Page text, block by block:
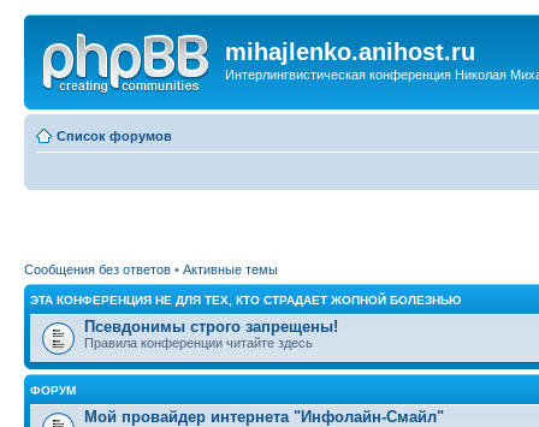
mihajlenko.anihost.ru
Интерлингвистическая конференция Николая
Список форумов
Сообщения без ответов • Активные темы
ЭТА КОНФЕРЕНЦИЯ НЕ ДЛЯ ТЕХ, КТО СТРАДАЕТ ЖОПНОЙ БОЛЕЗНЬЮ
Псевдонимы строго запрещены!
Правила конференции читайте здесь
ФОРУМ
Мой провайдер интернета "Инфолайн-Смайл"